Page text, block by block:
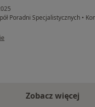
Poradni Specjalistycznych •
A MM
Zobacz więcej
opinie